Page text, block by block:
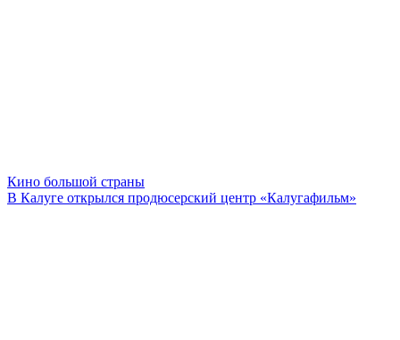
Кино большой страны
​В Калуге открылся продюсерский центр «Калугафильм»